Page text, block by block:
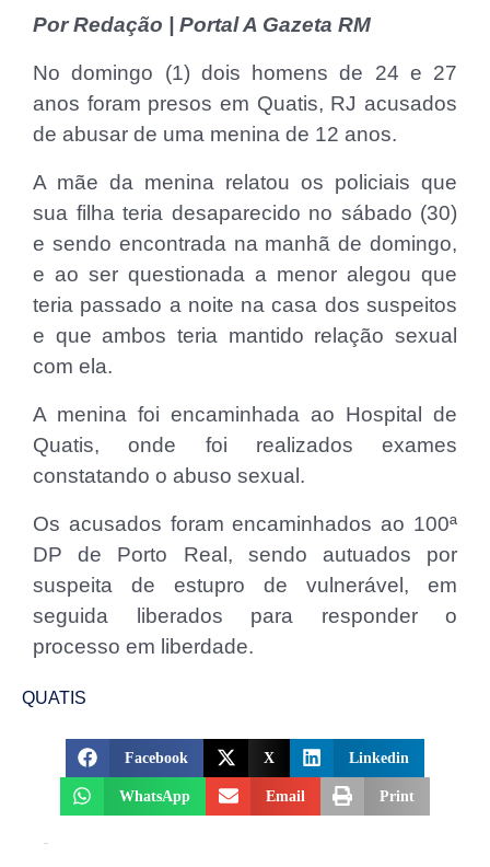
Por Redação | Portal A Gazeta RM
No domingo (1) dois homens de 24 e 27
anos foram presos em Quatis, RJ acusados
de abusar de uma menina de 12 anos.
A mãe da menina relatou os policiais que
sua filha teria desaparecido no sábado (30)
e sendo encontrada na manhã de domingo,
e ao ser questionada a menor alegou que
teria passado a noite na casa dos suspeitos
e que ambos teria mantido relação sexual
com ela.
A menina foi encaminhada ao Hospital de
Quatis, onde foi realizados exames
constatando o abuso sexual.
Os acusados foram encaminhados ao 100ª
DP de Porto Real, sendo autuados por
suspeita de estupro de vulnerável, em
seguida liberados para responder o
processo em liberdade.
QUATIS
Facebook X Linkedin
WhatsApp Email Print